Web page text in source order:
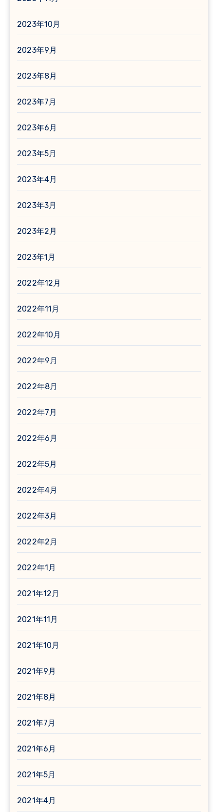
2023年10月
2023年9月
2023年8月
2023年7月
2023年6月
2023年5月
2023年4月
2023年3月
2023年2月
2023年1月
2022年12月
2022年11月
2022年10月
2022年9月
2022年8月
2022年7月
2022年6月
2022年5月
2022年4月
2022年3月
2022年2月
2022年1月
2021年12月
2021年11月
2021年10月
2021年9月
2021年8月
2021年7月
2021年6月
2021年5月
2021年4月